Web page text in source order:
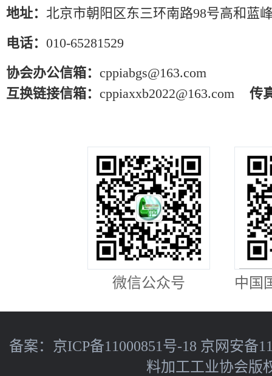
地址： 北京市朝阳区东三环南路98号高和蓝
电话： 010-65281529
协会办公信箱： cppiabgs@163.com
互换链接信箱： cppiaxxb2022@163.com 传
微信公众号 中国
备案： 京ICP备11000851号-18 京网安备
料加工工业协会版